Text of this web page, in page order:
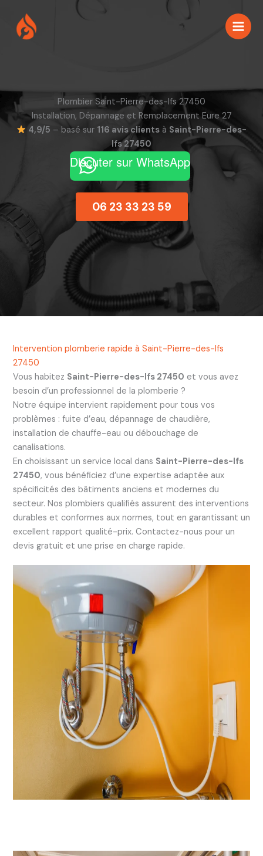
contenu
Plombier Saint-Pierre-des-Ifs 27450
Installation, Dépannage et Remplacement Eure 27
4,9/5 – basé sur 116 avis clients à Saint-Pierre-des-
Ifs 27450
Discuter sur WhatsApp
06 23 33 23 59
Intervention plomberie rapide à Saint-Pierre-des-Ifs
27450
Vous habitez Saint-Pierre-des-Ifs 27450 et vous avez
besoin d’un professionnel de la plomberie ?
Notre équipe intervient rapidement pour tous vos
problèmes : fuite d’eau, dépannage de chaudière,
installation de chauffe-eau ou débouchage de
canalisations.
En choisissant un service local dans Saint-Pierre-des-Ifs
27450, vous bénéficiez d’une expertise adaptée aux
spécificités des bâtiments anciens et modernes du
secteur. Nos plombiers qualifiés assurent des interventions
durables et conformes aux normes, tout en garantissant un
excellent rapport qualité-prix. Contactez-nous pour un
devis gratuit et une prise en charge rapide.